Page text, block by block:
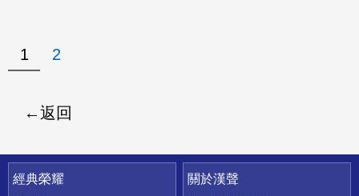
1 2
返回
快速連結
經典榮耀
關於漢聲